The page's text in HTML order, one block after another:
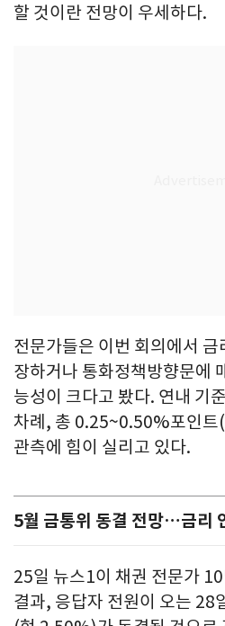
할 것이란 전망이 우세하다.
전문가들은 이번 회의에서
장하거나 통화정책방향문에
능성이 크다고 봤다. 연내 기
차례, 총 0.25~0.50%포인트
관측에 힘이 실리고 있다.
5월 금통위 동결 전망…금리
25일 뉴스1이 채권 전문가
결과, 응답자 전원이 오는 28